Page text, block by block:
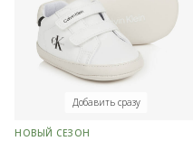
Добавить сразу
НОВЫЙ СЕЗОН